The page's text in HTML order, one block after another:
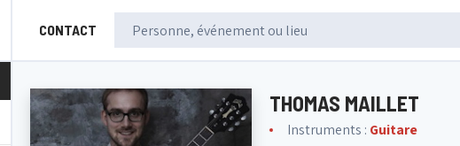
CONTACT
THOMAS MAILLET
Instruments : Guitare